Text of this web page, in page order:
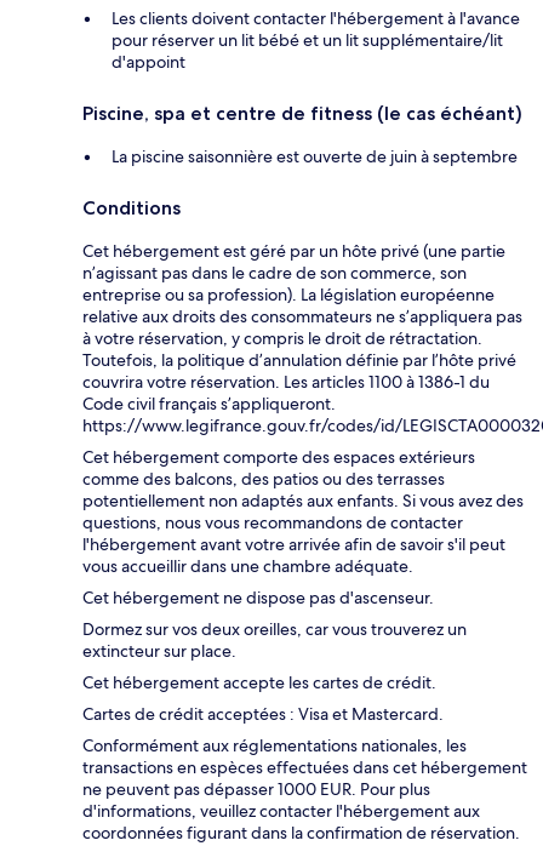
Les clients doivent contacter l'hébergement à l'avance
pour réserver un lit bébé et un lit supplémentaire/lit
d'appoint
Piscine, spa et centre de fitness (le cas échéant)
La piscine saisonnière est ouverte de juin à septembre
Conditions
Cet hébergement est géré par un hôte privé (une partie
n’agissant pas dans le cadre de son commerce, son
entreprise ou sa profession). La législation européenne
relative aux droits des consommateurs ne s’appliquera pas
à votre réservation, y compris le droit de rétractation.
Toutefois, la politique d’annulation définie par l’hôte privé
couvrira votre réservation. Les articles 1100 à 1386-1 du
Code civil français s’appliqueront.
https://www.legifrance.gouv.fr/codes/id/
Cet hébergement comporte des espaces extérieurs
comme des balcons, des patios ou des terrasses
potentiellement non adaptés aux enfants. Si vous avez des
questions, nous vous recommandons de contacter
l'hébergement avant votre arrivée afin de savoir s'il peut
vous accueillir dans une chambre adéquate.
Cet hébergement ne dispose pas d'ascenseur.
Dormez sur vos deux oreilles, car vous trouverez un
extincteur sur place.
Cet hébergement accepte les cartes de crédit.
Cartes de crédit acceptées : Visa et Mastercard.
Conformément aux réglementations nationales, les
transactions en espèces effectuées dans cet hébergement
ne peuvent pas dépasser 1000 EUR. Pour plus
d'informations, veuillez contacter l'hébergement aux
coordonnées figurant dans la confirmation de réservation.